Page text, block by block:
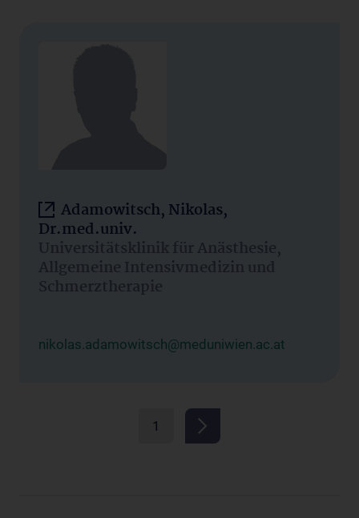
Adamowitsch, Nikolas,
Dr.med.univ.
Universitätsklinik für Anästhesie,
Allgemeine Intensivmedizin und
Schmerztherapie
nikolas.adamowitsch@meduniwien.ac.at
1